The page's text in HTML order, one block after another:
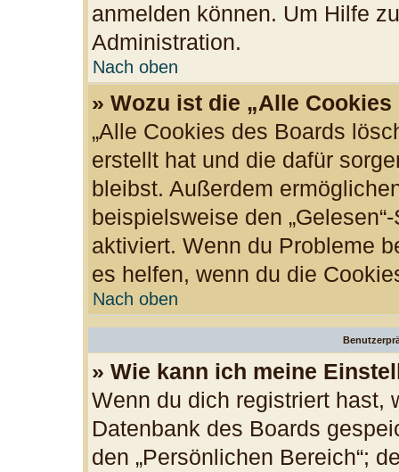
anmelden können. Um Hilfe
Administration.
Nach oben
» Wozu ist die „Alle
„Alle Cookies des Boards
erstellt hat und die dafür
bleibst. Außerdem
beispielsweise den
aktiviert. Wenn du Probleme
es helfen, wenn du die
Nach oben
» Wie kann ich meine
Wenn du dich registriert hast,
Datenbank des Boards
den „Persönlichen Bereich“;